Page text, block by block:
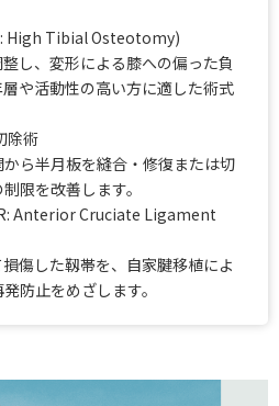
High Tibial Osteotomy)
し、変形による膝への偏った負
や活動性の高い方に適した術式
除術
ら半月板を縫合・修復または切
限を改善します。
Anterior Cruciate Ligament
傷した靱帯を、自家腱移植によ
防止をめざします。